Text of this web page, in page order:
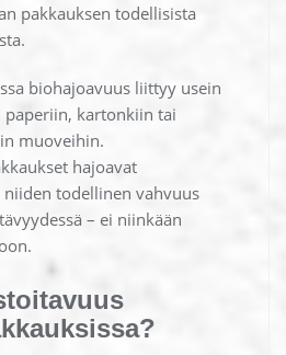
pakkauksen todellisista
biohajoavuus liittyy usein
kartonkiin tai
muoveihin.
hajoavat
todellinen vahvuus
– ei niinkään